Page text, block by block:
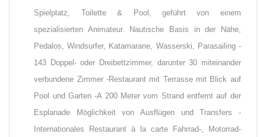
Spielplatz, Toilette & Pool, geführt von einem
spezialisierten Animateur. Nautische Basis in der Nähe,
Pedalos, Windsurfer, Katamarane, Wasserski, Parasailing -
143 Doppel- oder Dreibettzimmer, darunter 30 miteinander
verbundene Zimmer -Restaurant mit Terrasse mit Blick auf
Pool und Garten -A 200 Meter vom Strand entfernt auf der
Esplanade Möglichkeit von Ausflügen und Transfers -
Internationales Restaurant à la carte Fahrrad-, Motorrad-